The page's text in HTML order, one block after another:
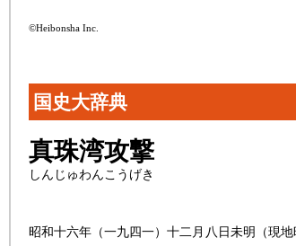
©Heibonsha Inc.
国史大辞典
真珠湾攻撃
しんじゅわんこうげき
昭和十六年（一九四一）十二月八日未明（現